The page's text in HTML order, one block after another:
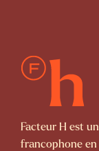
Facteur H est
francophone en